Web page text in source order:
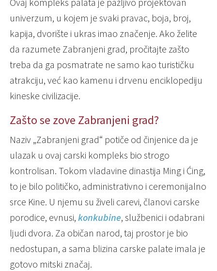
univerzum, u kojem je svaki pravac, boja, broj,
kapija, dvorište i ukras imao značenje. Ako želite
da razumete Zabranjeni grad, pročitajte zašto
treba da ga posmatrate ne samo kao turističku
atrakciju, već kao kamenu i drvenu enciklopediju
kineske civilizacije.
Zašto se zove Zabranjeni grad?
Naziv „Zabranjeni grad“ potiče od činjenice da je
ulazak u ovaj carski kompleks bio strogo
kontrolisan. Tokom vladavine dinastija Ming i Ćing,
to je bilo političko, administrativno i ceremonijalno
srce Kine. U njemu su živeli carevi, članovi carske
porodice, evnusi, konkubine, službenici i odabrani
ljudi dvora. Za običan narod, taj prostor je bio
nedostupan, a sama blizina carske palate imala je
gotovo mitski značaj.